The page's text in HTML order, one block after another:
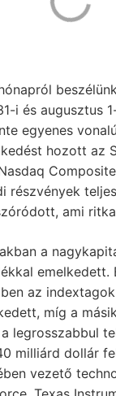
i és augusztus
egyenes
hozott az
részvények
ami
a
emelkedett.
az
míg a
legrosszabbul
milliárd dollár
vezető